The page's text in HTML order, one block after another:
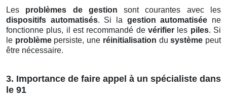
Les problèmes de gestion sont courantes avec les
dispositifs automatisés. Si la gestion automatisée ne
fonctionne plus, il est recommandé de vérifier les piles. Si
le problèmepersiste, une réinitialisation dusystème peut
être nécessaire.
3. Importance de faire appel à un spécialiste dans
le 91